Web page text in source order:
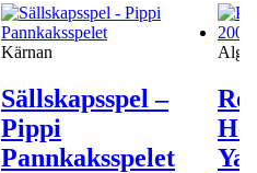
Kärnan
Sällskapsspel –
Pippi
Pannkaksspelet
Alga